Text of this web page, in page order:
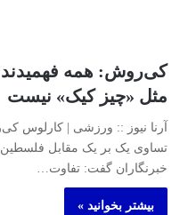
کی‌روش: همه فهمیدند
مثل «چیز کیک» نیست
آرنا نیوز :: ورزشی | کارلوس
تساوی یک بر یک مقابل
خبرنگاران گفت: تفاوت…
بیشتر بخوانید »